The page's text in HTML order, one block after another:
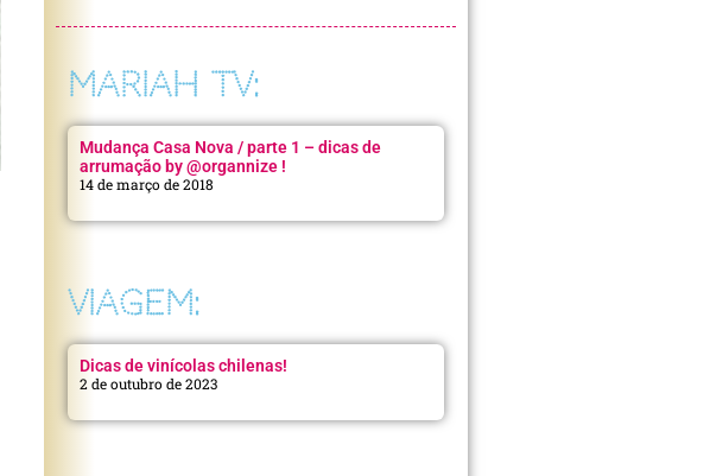
MARIAH TV:
Mudança Casa Nova / parte 1 – dicas de
arrumação by @organnize !
14 de março de 2018
VIAGEM:
Dicas de vinícolas chilenas!
2 de outubro de 2023